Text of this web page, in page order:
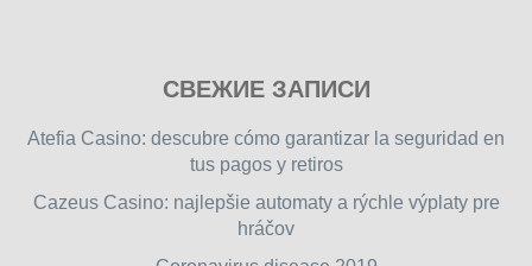
free
games
СВЕЖИЕ ЗАПИСИ
Atefia Casino: descubre cómo garantizar la seguridad en
tus pagos y retiros
Cazeus Casino: najlepšie automaty a rýchle výplaty pre
hráčov